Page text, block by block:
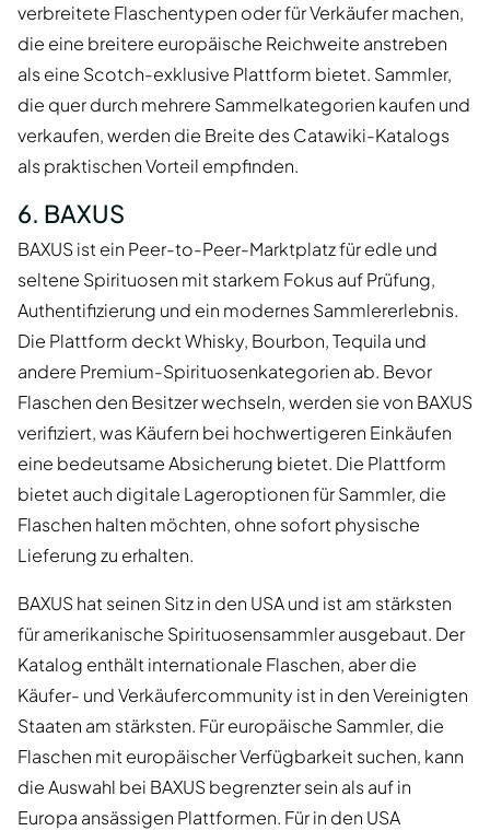
verbreitete Flaschentypen oder für Verkäufer machen,
die eine breitere europäische Reichweite anstreben
als eine Scotch-exklusive Plattform bietet. Sammler,
die quer durch mehrere Sammelkategorien kaufen und
verkaufen, werden die Breite des Catawiki-Katalogs
als praktischen Vorteil empfinden.
6. BAXUS
BAXUS ist ein Peer-to-Peer-Marktplatz für edle und
seltene Spirituosen mit starkem Fokus auf Prüfung,
Authentifizierung und ein modernes Sammlererlebnis.
Die Plattform deckt Whisky, Bourbon, Tequila und
andere Premium-Spirituosenkategorien ab. Bevor
Flaschen den Besitzer wechseln, werden sie von BAXUS
verifiziert, was Käufern bei hochwertigeren Einkäufen
eine bedeutsame Absicherung bietet. Die Plattform
bietet auch digitale Lageroptionen für Sammler, die
Flaschen halten möchten, ohne sofort physische
Lieferung zu erhalten.
BAXUS hat seinen Sitz in den USA und ist am stärksten
für amerikanische Spirituosensammler ausgebaut. Der
Katalog enthält internationale Flaschen, aber die
Käufer- und Verkäufercommunity ist in den Vereinigten
Staaten am stärksten. Für europäische Sammler, die
Flaschen mit europäischer Verfügbarkeit suchen, kann
die Auswahl bei BAXUS begrenzter sein als auf in
Europa ansässigen Plattformen. Für in den USA